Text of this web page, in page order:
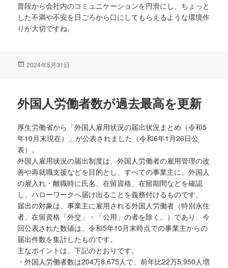
普段から会社内のコミュニケーションを円滑にし、ちょっと
した不満や不安を日ごろから口にしてもらえるような環境作
りが大切ですね。
投
2024年5月31日
外国人労働者数が過去最高を更新
厚生労働省から「外国人雇用状況の届出状況まとめ（令和5
年10月末現在）」が公表されました（令和6年1月26日公
表）。
外国人雇用状況の届出制度は、外国人労働者の雇用管理の改
善や再就職支援などを目的とし、すべての事業主に、外国人
の雇入れ・離職時に氏名、在留資格、在留期間などを確認
し、ハローワークへ届け出ることを義務付けるものです。
届出の対象は、事業主に雇用される外国人労働者（特別永住
者、在留資格「外交」・「公用」の者を除く。）であり、今
回公表された数値は、令和5年10月末時点での事業主からの
届出件数を集計したものです。
主なポイントは、下記のとおりです。
・外国人労働者数は204万8,675人で、前年比22万5,950人増